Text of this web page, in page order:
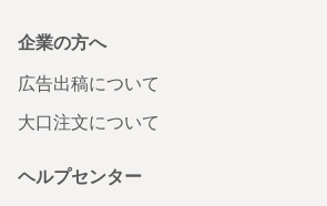
企業の方へ
広告出稿について
大口注文について
ヘルプセンター